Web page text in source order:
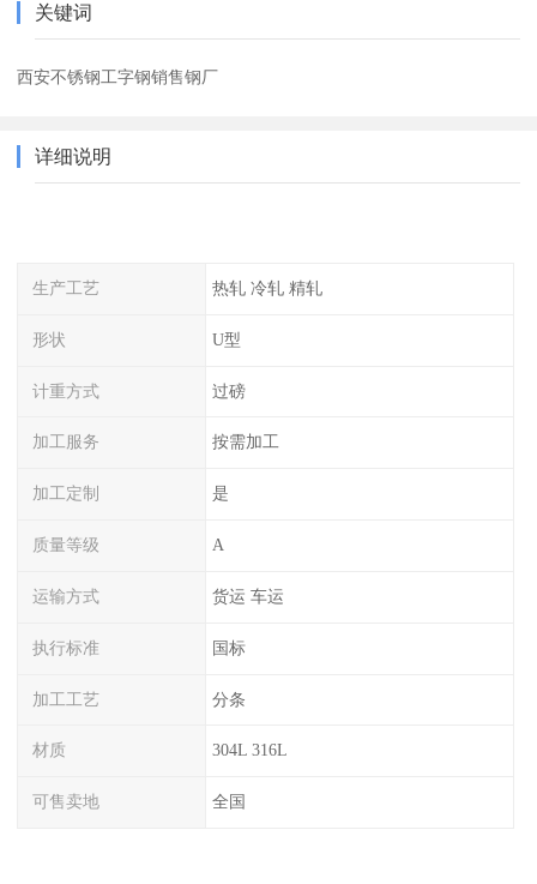
关键词
西安不锈钢工字钢销售钢厂
详细说明
生产工艺 热轧 冷轧 精轧
形状 U型
计重方式 过磅
加工服务 按需加工
加工定制 是
质量等级 A
运输方式 货运 车运
执行标准 国标
加工工艺 分条
材质 304L 316L
可售卖地 全国